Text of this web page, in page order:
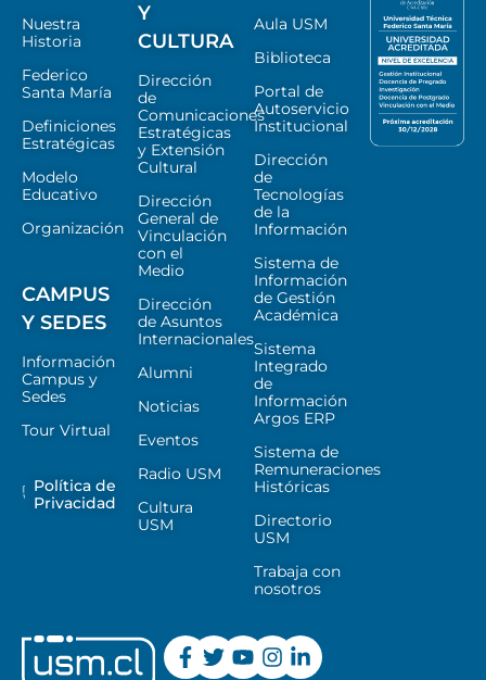
Nuestra
Historia
Federico
Santa María
Definiciones
Estratégicas
Modelo
Educativo
Organización
CAMPUS
Y SEDES
Información
Campus y
Sedes
Tour Virtual
Política de
Privacidad
Y
CULTURA
Dirección
de
Comunicaciones
Estratégicas
y Extensión
Cultural
Dirección
General de
Vinculación
con el
Medio
Dirección
de Asuntos
Internacionales
Alumni
Noticias
Eventos
Radio USM
Cultura
USM
Aula USM
Biblioteca
Portal de
Autoservicio
Institucional
Dirección
de
Tecnologías
de la
Información
Sistema de
Información
de Gestión
Académica
Sistema
Integrado
de
Información
Argos ERP
Sistema de
Remuneraciones
Históricas
Directorio
USM
Trabaja con
nosotros